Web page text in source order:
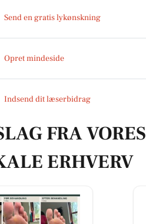
Send en gratis lykønskning
Opret mindeside
Indsend dit læserbidrag
FRA VORES
ERHVERV